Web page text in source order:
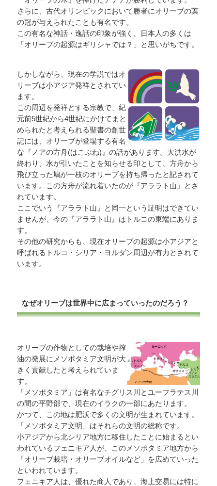
さらに、古代オリンピックにおいて勝者にオリーブの葉
の冠が与えられたことも有名です。
この有名な神話・逸話の印象が強く、日本人の多くは
「オリーブの起源はギリシャでは？」と思いがちです。
しかしながら、現在の学説ではオ
リーブは小アジア発祥とされてい
ます。
この周辺を発祥とする宗教で、紀
元前5世紀から4世紀にかけてまと
められたと考えられる聖書の創世
記には、オリーブが登場する有名
な『ノアの方舟(はこぶね)』の話があります。大洪水が
終わり、水が引いたことを知らせる印として、方舟から
飛び立った鳩が一枝のオリーブを持ち帰ったと記されて
います。この方舟が流れ着いたのが『アララト山』とさ
れています。
ここでいう『アララト山』と同一という証明はできてい
ませんが、今の『アララト山』はトルコの東端にありま
す。
その他の研究からも、現在オリーブの起源は小アジアと
呼ばれるトルコ・シリア・ヨルダン周辺が有力とされて
います。
なぜオリーブは世界中に広まっていったのだろう？
オリーブの作物としての栽培や搾
油の発展にメソポタミア文明が大
きく貢献したと考えられていま
す。
「メソポタミア」は有名なチグリス川とユーフラテス川
の間の平野部で、現在のイラクの一部にあたります。
かつて、この地は肥沃で多くの文明が生まれています。
「メソポタミア文明」はそれらの文明の総称です。
小アジアから北シリア地方に移住したことに始まるとい
われているフェニキア人が、このメソポタミア地方から
「オリーブ栽培・オリーブオイルなど」を広めていった
といわれています。
フェニキア人は、優れた商人であり、海上交易には特に